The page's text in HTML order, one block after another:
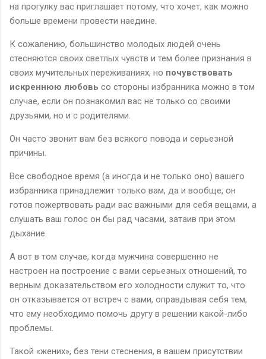
на прогулку вас приглашает потому, что хочет, как можно
больше времени провести наедине.
К сожалению, большинство молодых людей очень
стесняются своих светлых чувств и тем более признания в
своих мучительных переживаниях, но почувствовать
искреннюю любовь со стороны избранника можно в том
случае, если он познакомил вас не только со своими
друзьями, но и с родителями.
Он часто звонит вам без всякого повода и серьезной
причины.
Все свободное время (а иногда и не только оно) вашего
избранника принадлежит только вам, да и вообще, он
готов пожертвовать ради вас важными для себя вещами, а
слушать ваш голос он бы рад часами, затаив при этом
дыхание.
А вот в том случае, когда мужчина совершенно не
настроен на построение с вами серьезных отношений, то
верным доказательством его холодности служит то, что
он отказывается от встреч с вами, оправдывая себя тем,
что ему необходимо помочь другу в решении какой-либо
проблемы.
Такой «жених», без тени стеснения, в вашем присутствии